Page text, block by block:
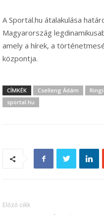
A Sportal.hu átalakulása
Magyarország
amely a hírek, a
központja.
CÍMKÉK Cselleng Ádám
sportal.hu
Előző cikk